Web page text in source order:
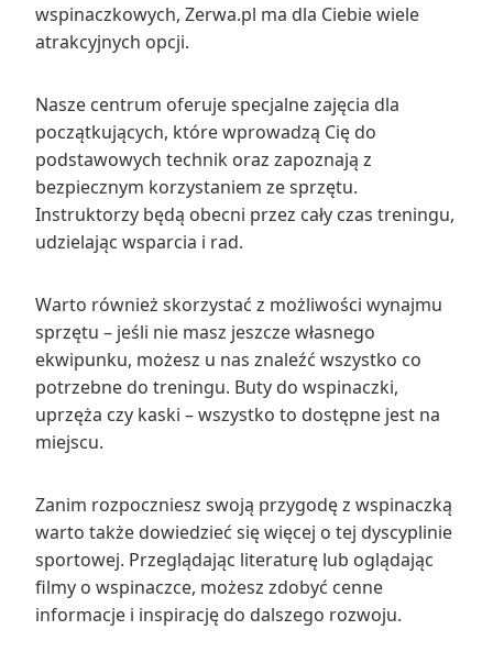
wspinaczkowych, Zerwa.pl ma dla Ciebie wiele
atrakcyjnych opcji.
Nasze centrum oferuje specjalne zajęcia dla
początkujących, które wprowadzą Cię do
podstawowych technik oraz zapoznają z
bezpiecznym korzystaniem ze sprzętu.
Instruktorzy będą obecni przez cały czas treningu,
udzielając wsparcia i rad.
Warto również skorzystać z możliwości wynajmu
sprzętu – jeśli nie masz jeszcze własnego
ekwipunku, możesz u nas znaleźć wszystko co
potrzebne do treningu. Buty do wspinaczki,
uprzęża czy kaski – wszystko to dostępne jest na
miejscu.
Zanim rozpoczniesz swoją przygodę z wspinaczką
warto także dowiedzieć się więcej o tej dyscyplinie
sportowej. Przeglądając literaturę lub oglądając
filmy o wspinaczce, możesz zdobyć cenne
informacje i inspirację do dalszego rozwoju.